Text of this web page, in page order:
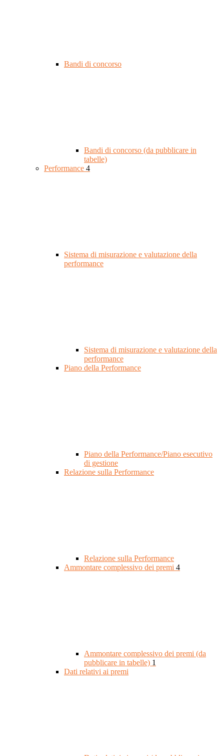
Bandi di concorso
Bandi di concorso (da pubblicare in
tabelle)
Performance 4
Sistema di misurazione e valutazione della
performance
Sistema di misurazione e valutazione della
performance
Piano della Performance
Piano della Performance/Piano esecutivo
di gestione
Relazione sulla Performance
Relazione sulla Performance
Ammontare complessivo dei premi 4
Ammontare complessivo dei premi (da
pubblicare in tabelle) 1
Dati relativi ai premi